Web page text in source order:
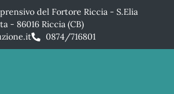
del Fortore Riccia - S.Elia
- 86016 Riccia (CB)
0874/716801